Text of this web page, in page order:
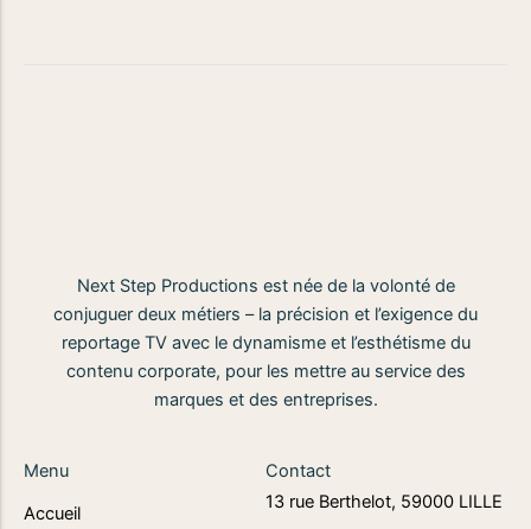
Next Step Productions est née de la volonté de
conjuguer deux métiers – la précision et l’exigence du
reportage TV avec le dynamisme et l’esthétisme du
contenu corporate, pour les mettre au service des
marques et des entreprises.
Menu
Accueil
Contact
13 rue Berthelot, 59000 LILLE